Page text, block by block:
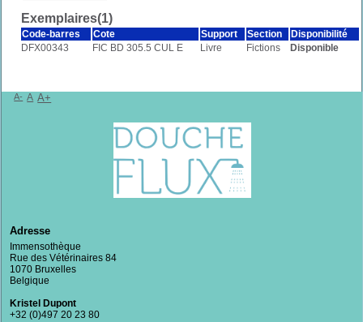
Exemplaires(1)
Code-barres Cote Support Section
Disponibilité
DFX00343
FIC BD 305.5 CUL E Livre Fictions Disponible
A- A A+
Adresse
Immensothèque
Rue des Vétérinaires 84
1070 Bruxelles
Belgique
Kristel Dupont
+32 (0)497 20 23 80